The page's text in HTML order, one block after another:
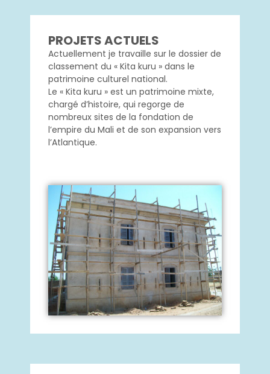
PROJETS ACTUELS
Actuellement je travaille sur le dossier de
classement du « Kita kuru » dans le
patrimoine culturel national.
Le « Kita kuru » est un patrimoine mixte,
chargé d’histoire, qui regorge de
nombreux sites de la fondation de
l’empire du Mali et de son expansion vers
l’Atlantique.